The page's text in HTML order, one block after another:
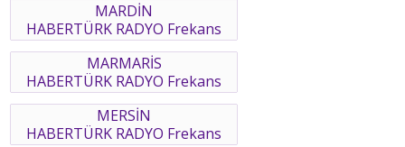
MARDİN
HABERTÜRK RADYO Frekans
MARMARİS
HABERTÜRK RADYO Frekans
MERSİN
HABERTÜRK RADYO Frekans